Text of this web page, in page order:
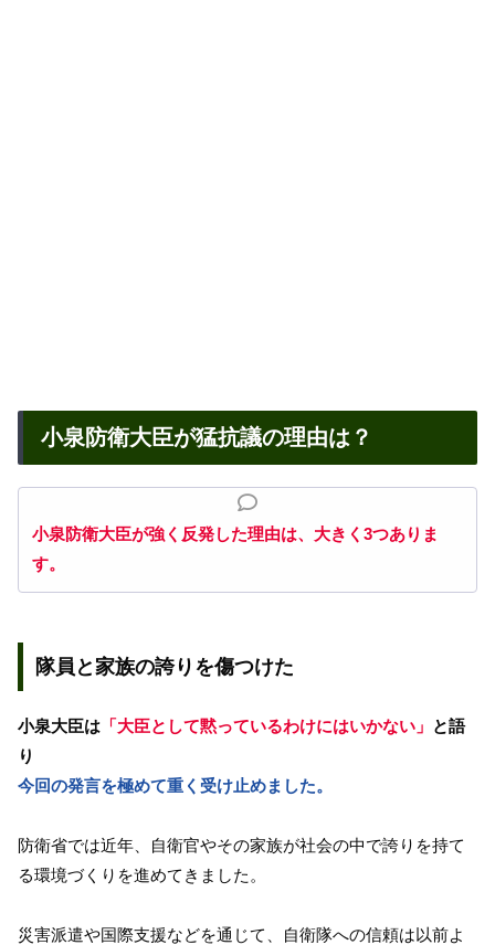
小泉防衛大臣が猛抗議の理由は？
小泉防衛大臣が強く反発した理由は、大きく3つありま
す。
隊員と家族の誇りを傷つけた
小泉大臣は 「大臣として黙っているわけにはいかない」 と語
り
今回の発言を極めて重く受け止めました。
防衛省では近年、自衛官やその家族が社会の中で誇りを持て
る環境づくりを進めてきました。
災害派遣や国際支援などを通じて、自衛隊への信頼は以前よ